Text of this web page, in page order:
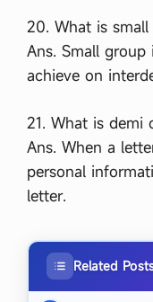
20. What is small
Ans. Small
achieve on
21. What is demi
Ans. When a
personal
letter.
Related